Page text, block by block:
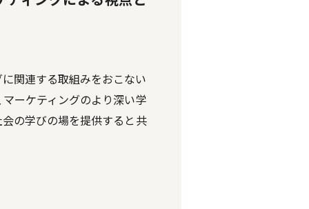
関連する取組みをおこない
マーケティングのより深い学
の学びの場を提供すると共